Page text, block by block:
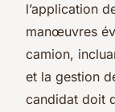
l’application
manœuvres
camion,
et la gestion
candidat doit